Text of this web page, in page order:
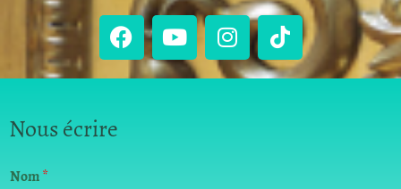
Nous écrire
Nom*